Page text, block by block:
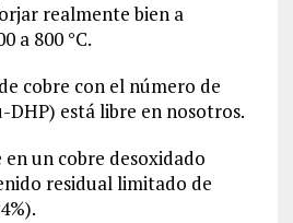
realmente bien a
a 800 °C.
cobre con el número de
DHP) está libre en nosotros.
un cobre desoxidado
residual limitado de